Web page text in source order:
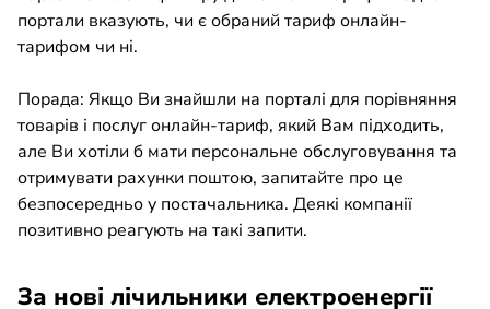
портали вказують, чи є обраний тариф онлайн-
тарифом чи ні.
Порада: Якщо Ви знайшли на порталі для порівняння
товарів і послуг онлайн-тариф, який Вам підходить,
але Ви хотіли б мати персональне обслуговування та
отримувати рахунки поштою, запитайте про це
безпосередньо у постачальника. Деякі компанії
позитивно реагують на такі запити.
За нові лічильники електроенергії